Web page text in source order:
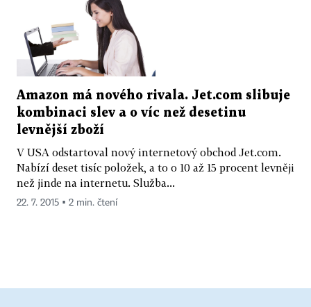
Amazon má nového rivala. Jet.com slibuje
kombinaci slev a o víc než desetinu
levnější zboží
V USA odstartoval nový internetový obchod Jet.com.
Nabízí deset tisíc položek, a to o 10 až 15 procent levněji
než jinde na internetu. Služba...
22. 7. 2015 ▪ 2 min. čtení